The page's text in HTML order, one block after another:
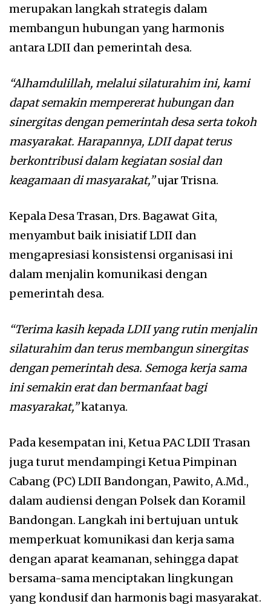
merupakan langkah strategis dalam
membangun hubungan yang harmonis
antara LDII dan pemerintah desa.
“Alhamdulillah, melalui silaturahim ini, kami
dapat semakin mempererat hubungan dan
sinergitas dengan pemerintah desa serta tokoh
masyarakat. Harapannya, LDII dapat terus
berkontribusi dalam kegiatan sosial dan
keagamaan di masyarakat,”ujar Trisna.
Kepala Desa Trasan, Drs. Bagawat Gita,
menyambut baik inisiatif LDII dan
mengapresiasi konsistensi organisasi ini
dalam menjalin komunikasi dengan
pemerintah desa.
“Terima kasih kepada LDII yang rutin menjalin
silaturahim dan terus membangun sinergitas
dengan pemerintah desa. Semoga kerja sama
ini semakin erat dan bermanfaat bagi
masyarakat,”katanya.
Pada kesempatan ini, Ketua PAC LDII Trasan
juga turut mendampingi Ketua Pimpinan
Cabang (PC) LDII Bandongan, Pawito, A.Md.,
dalam audiensi dengan Polsek dan Koramil
Bandongan. Langkah ini bertujuan untuk
memperkuat komunikasi dan kerja sama
dengan aparat keamanan, sehingga dapat
bersama-sama menciptakan lingkungan
yang kondusif dan harmonis bagi masyarakat.